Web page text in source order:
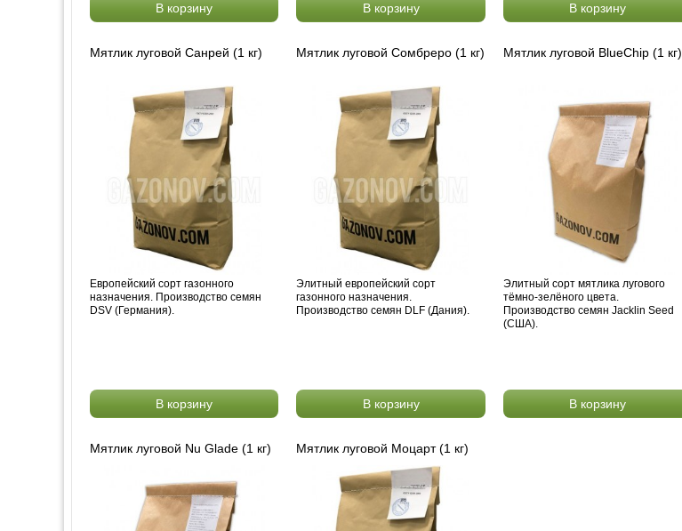
В корзину В корзину В корзину
Мятлик луговой Санрей (1 кг)
Европейский сорт газонного
назначения. Производство семян
DSV (Германия).
В корзину
Мятлик луговой Сомбреро (1 кг)
Элитный европейский сорт
газонного назначения.
Производство семян DLF (Дания).
В корзину
Мятлик луговой BlueChip (1 кг)
Элитный сорт мятлика лугового
тёмно-зелёного цвета.
Производство семян Jacklin Seed
(США).
В корзину
Мятлик луговой Nu Glade (1 кг) Мятлик луговой Моцарт (1 кг)